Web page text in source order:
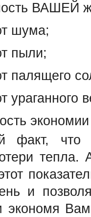
ВАШЕЙ
шума;
пыли;
палящего
ураганного
факт, что
тепла.
и
Вам